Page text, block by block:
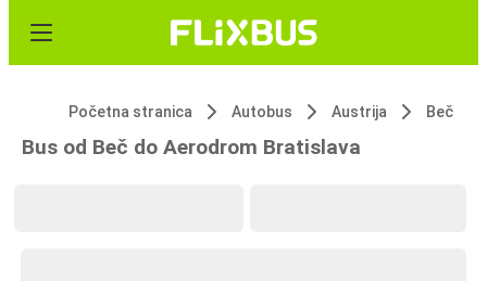
Početna stranica Autobus Austrija Beč
Bus od Beč do Aerodrom Bratislava